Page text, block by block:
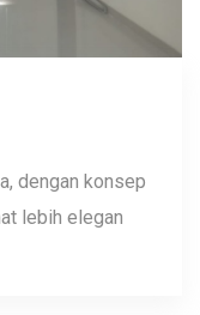
dengan konsep
lebih elegan